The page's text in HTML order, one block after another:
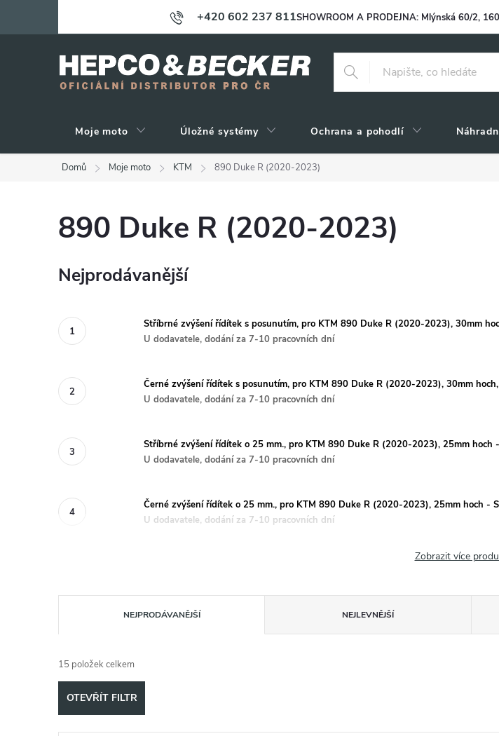
+420 602 237 811SHOWROOM A PRODEJNA: Mlýnská 60/2,
Moje moto Úložné systémy Ochrana a pohodlí
Domů Moje moto KTM 890 Duke R (2020-2023)
890 Duke R (2020-2023)
Nejprodávanější
Stříbrné zvýšení řídítek s posunutím, pro KTM 890 Duke R (2020-2023), 30mm
U dodavatele, dodání za 7-10 pracovních dní
Černé zvýšení řídítek s posunutím, pro KTM 890 Duke R (2020-2023), 30mm
U dodavatele, dodání za 7-10 pracovních dní
Stříbrné zvýšení řídítek o 25 mm., pro KTM 890 Duke R (2020-2023), 25mm hoch
U dodavatele, dodání za 7-10 pracovních dní
Černé zvýšení řídítek o 25 mm., pro KTM 890 Duke R (2020-2023), 25mm hoch -
U dodavatele, dodání za 7-10 pracovních dní
Zobrazit více
a
z
e
NEJPRODÁVANĚJŠÍ NEJLEVNĚJŠÍ
15 položek celkem
OTEVŘÍT FILTR